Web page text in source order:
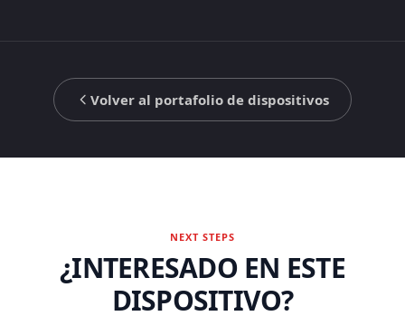
Volver al portafolio de dispositivos
NEXT STEPS
¿INTERESADO EN ESTE
DISPOSITIVO?